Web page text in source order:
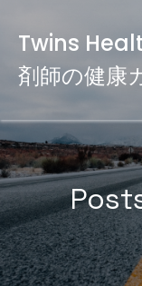
Twins
剤師の健康